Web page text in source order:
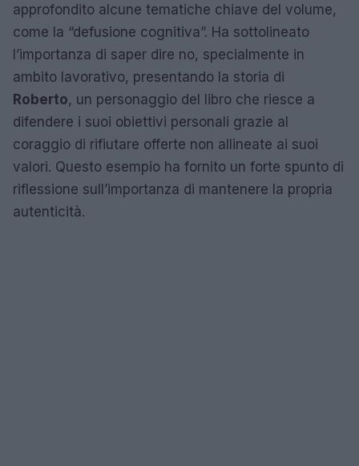
approfondito alcune tematiche chiave del volume,
come la “defusione cognitiva”. Ha sottolineato
l’importanza di saper dire no, specialmente in
ambito lavorativo, presentando la storia di
Roberto, un personaggio del libro che riesce a
difendere i suoi obiettivi personali grazie al
coraggio di rifiutare offerte non allineate ai suoi
valori. Questo esempio ha fornito un forte spunto di
riflessione sull’importanza di mantenere la propria
autenticità.